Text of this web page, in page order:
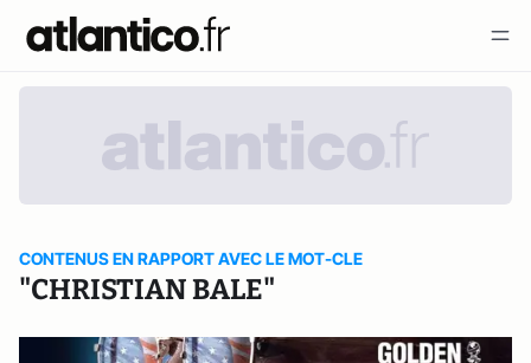
CONTENUS EN RAPPORT AVEC LE MOT-CLE
"CHRISTIAN BALE"